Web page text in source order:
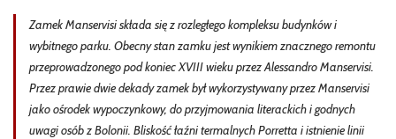
Zamek Manservisi składa się z rozległego kompleksu budynków i
wybitnego parku. Obecny stan zamku jest wynikiem znacznego remontu
przeprowadzonego pod koniec XVIII wieku przez Alessandro Manservisi.
Przez prawie dwie dekady zamek był wykorzystywany przez Manservisi
jako ośrodek wypoczynkowy, do przyjmowania literackich i godnych
uwagi osób z Bolonii. Bliskość łaźni termalnych Porretta i istnienie linii